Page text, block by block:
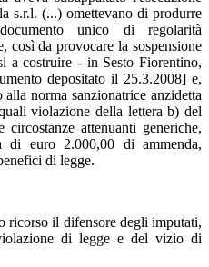
s.r.l. (...) omettevano di produrre
unico di regolarità
così da provocare la sospensione
a costruire - in Sesto Fiorentino,
depositato il 25.3.2008] e,
norma sanzionatrice anzidetta
violazione della lettera b) del
attenuanti generiche,
di euro 2.000,00 di ammenda,
di legge.
ricorso il difensore degli imputati,
di legge e del vizio di